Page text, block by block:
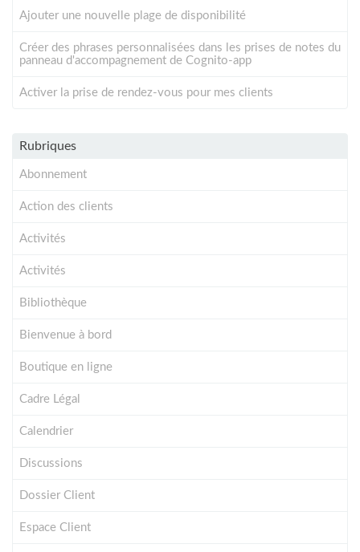
Ajouter une nouvelle plage de disponibilité
Créer des phrases personnalisées dans les prises de notes du
panneau d'accompagnement de Cognito-app
Activer la prise de rendez-vous pour mes clients
Rubriques
Abonnement
Action des clients
Activités
Activités
Bibliothèque
Bienvenue à bord
Boutique en ligne
Cadre Légal
Calendrier
Discussions
Dossier Client
Espace Client